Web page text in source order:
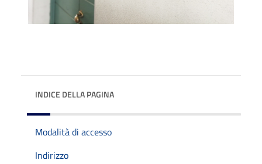
INDICE DELLA PAGINA
Modalità di accesso
Indirizzo